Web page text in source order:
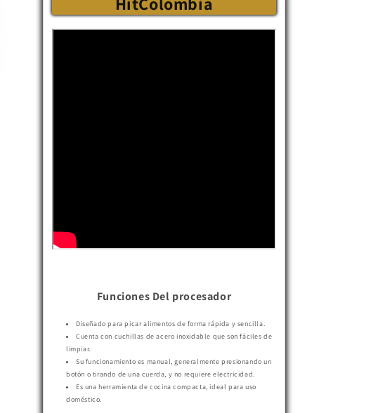
Funciones Del procesador
Diseñado para picar alimentos de forma rápida y sencilla.
Cuenta con cuchillas de acero inoxidable que son fáciles de
limpiar.
Su funcionamiento es manual, generalmente presionando un
botón o tirando de una cuerda, y no requiere electricidad.
Es una herramienta de cocina compacta, ideal para uso
doméstico.